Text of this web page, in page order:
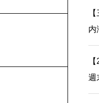
内
週